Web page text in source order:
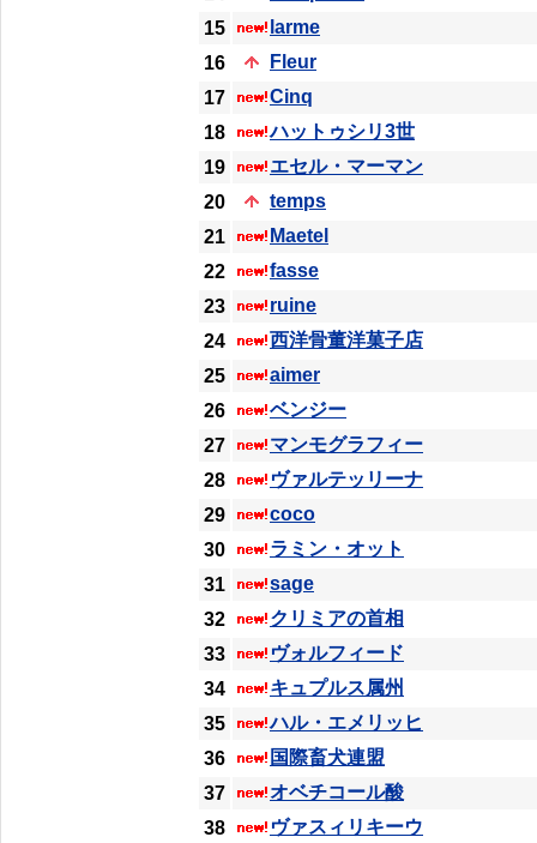
15
larme
16
Fleur
17
Cinq
18
ハットゥシリ3世
19
エセル・マーマン
20
temps
21
Maetel
22
fasse
23
ruine
24
西洋骨董洋菓子店
25
aimer
26
ベンジー
27
マンモグラフィー
28
ヴァルテッリーナ
29
coco
30
ラミン・オット
31
sage
32
クリミアの首相
33
ヴォルフィード
34
キュプルス属州
35
ハル・エメリッヒ
36
国際畜犬連盟
37
オベチコール酸
38
ヴァスィリキーウ